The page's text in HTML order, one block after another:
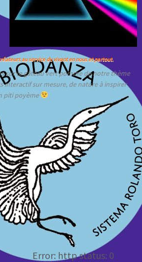
au service du vivant en nous et partout.
sur le gâteau vert pomme de notre thème
interactif sur mesure, de nature à inspirer
piti poyème
Error: http status: 0